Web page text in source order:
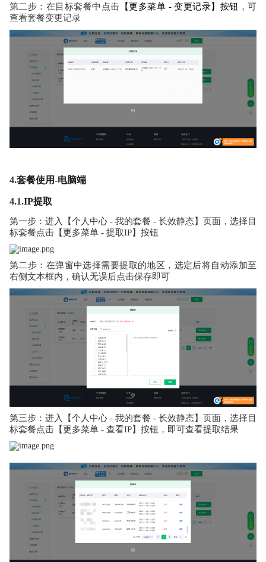
第二步：在目标套餐中点击 【更多菜单 - 变更记录】按钮 ，可
查看套餐变更记录
4.套餐使用-电脑端
4.1.IP提取
第一步：进入【个人中心 - 我的套餐 - 长效静态】页面，选择目
标套餐点击【更多菜单 - 提取IP】按钮
第二步：在弹窗中选择需要提取的地区，选定后将自动添加至
右侧文本框内，确认无误后点击保存即可
第三步：进入【个人中心 - 我的套餐 - 长效静态】页面，选择目
标套餐点击【更多菜单 - 查看IP】按钮，即可查看提取结果